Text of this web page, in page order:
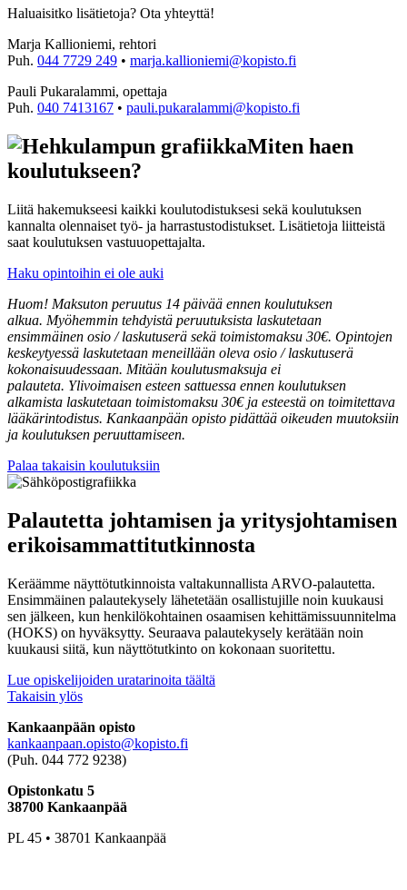
Haluaisitko lisätietoja? Ota yhteyttä!
Marja Kallioniemi, rehtori
Puh. 044 7729 249 • marja.kallioniemi@kopisto.fi
Pauli Pukaralammi, opettaja
Puh. 040 7413167 • pauli.pukaralammi@kopisto.fi
Miten haen
koulutukseen?
Liitä hakemukseesi kaikki koulutodistuksesi sekä koulutuksen
kannalta olennaiset työ- ja harrastustodistukset. Lisätietoja liitteistä
saat koulutuksen vastuuopettajalta.
Haku opintoihin ei ole auki
Huom! Maksuton peruutus 14 päivää ennen koulutuksen
alkua. Myöhemmin tehdyistä peruutuksista laskutetaan
ensimmäinen osio / laskutuserä sekä toimistomaksu 30€. Opintojen
keskeytyessä laskutetaan meneillään oleva osio / laskutuserä
kokonaisuudessaan. Mitään koulutusmaksuja ei
palauteta. Ylivoimaisen esteen sattuessa ennen koulutuksen
alkamista laskutetaan toimistomaksu 30€ ja esteestä on toimitettava
lääkärintodistus. Kankaanpään opisto pidättää oikeuden muutoksiin
ja koulutuksen peruuttamiseen.
Palaa takaisin koulutuksiin
Palautetta johtamisen ja yritysjohtamisen
erikoisammattitutkinnosta
Keräämme näyttötutkinnoista valtakunnallista ARVO-palautetta.
Ensimmäinen palautekysely lähetetään osallistujille noin kuukausi
sen jälkeen, kun henkilökohtainen osaamisen kehittämissuunnitelma
(HOKS) on hyväksytty. Seuraava palautekysely kerätään noin
kuukausi siitä, kun näyttötutkinto on kokonaan suoritettu.
Lue opiskelijoiden uratarinoita täältä
Takaisin ylös
Kankaanpään opisto
kankaanpaan.opisto@kopisto.fi
(Puh. 044 772 9238)
Opistonkatu 5
38700 Kankaanpää
PL 45 • 38701 Kankaanpää